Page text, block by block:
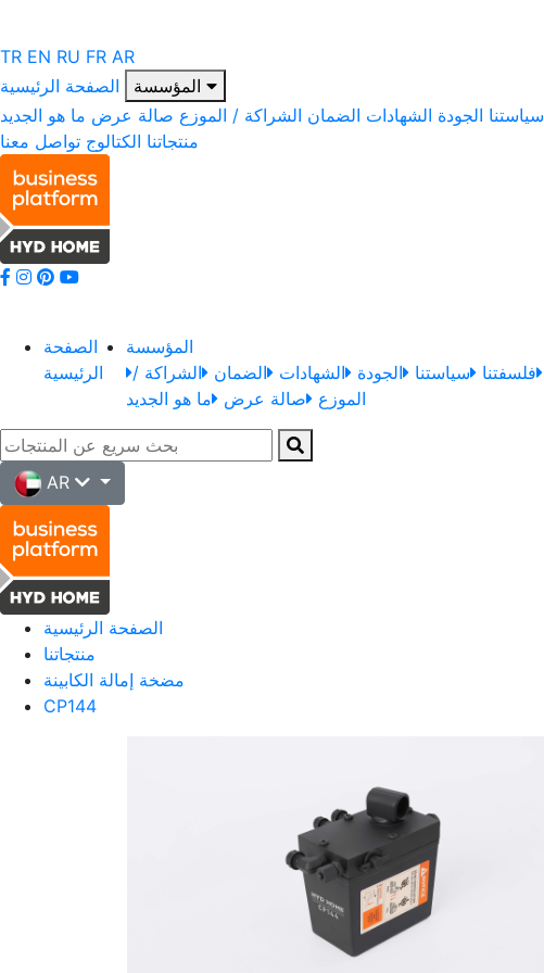
TR EN RU FR AR
الصفحة الرئيسية
سياستنا الجودة الشهادات الضمان الشراكة / الموزع صالة عرض ما هو الجديد
منتجاتنا الكتالوج تواصل معنا
الصفحة
الرئيسية
المؤسسة
فلسفتنا سياستنا الجودة الشهادات الضمان الشراكة /
الموزع صالة عرض ما هو الجديد
AR
الصفحة الرئيسية
منتجاتنا
مضخة إمالة الكابينة
CP144